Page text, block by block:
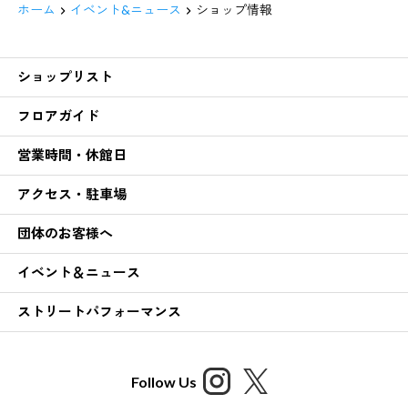
ホーム イベント&ニュース ショップ情報
ショップリスト
フロアガイド
営業時間・休館日
アクセス・駐車場
団体のお客様へ
イベント＆ニュース
ストリートパフォーマンス
Follow Us